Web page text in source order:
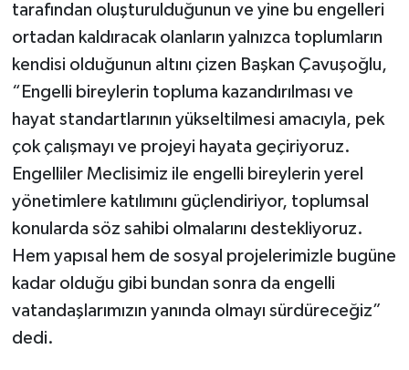
tarafından oluşturulduğunun ve yine bu engelleri
ortadan kaldıracak olanların yalnızca toplumların
kendisi olduğunun altını çizen Başkan Çavuşoğlu,
“Engelli bireylerin topluma kazandırılması ve
hayat standartlarının yükseltilmesi amacıyla, pek
çok çalışmayı ve projeyi hayata geçiriyoruz.
Engelliler Meclisimiz ile engelli bireylerin yerel
yönetimlere katılımını güçlendiriyor, toplumsal
konularda söz sahibi olmalarını destekliyoruz.
Hem yapısal hem de sosyal projelerimizle bugüne
kadar olduğu gibi bundan sonra da engelli
vatandaşlarımızın yanında olmayı sürdüreceğiz”
dedi.